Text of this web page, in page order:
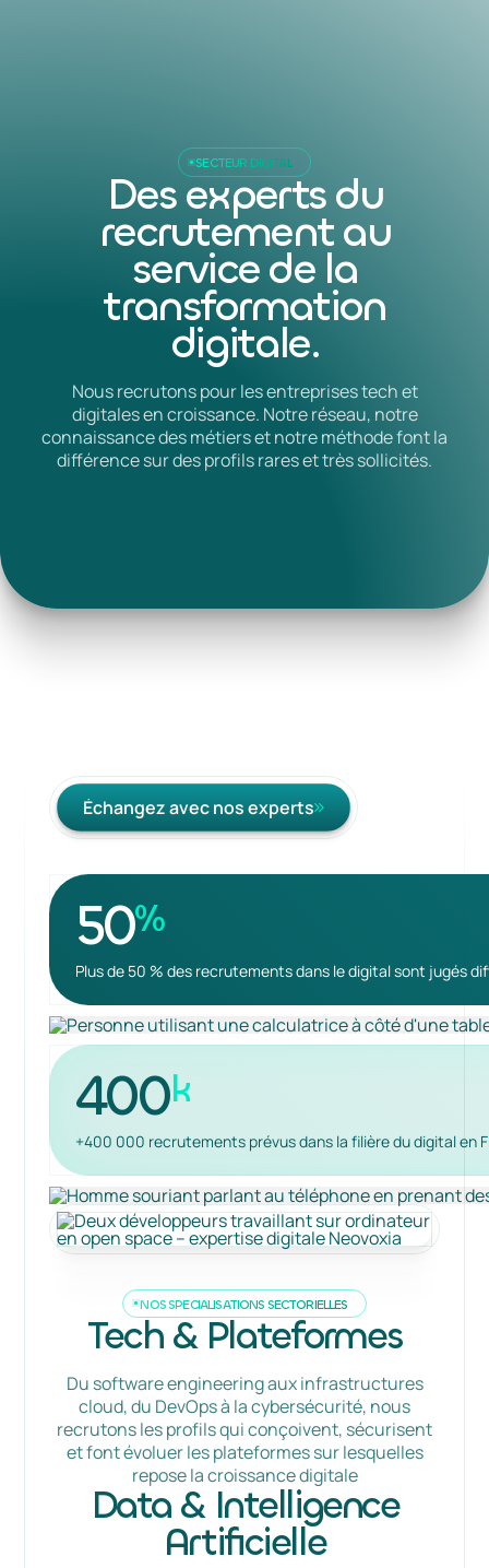
SECTEUR DIGITAL
Des experts du
recrutement au
service de la
transformation
digitale.
Nous recrutons pour les entreprises tech et
digitales en croissance. Notre réseau, notre
connaissance des métiers et notre méthode font la
différence sur des profils rares et très sollicités.
Échangez avec nos experts
Échangez avec nos experts
50%
Plus de 50 % des recrutements dans le digital sont jugés
400k
+400 000 recrutements prévus dans la filière du digital en
NOS SPÉCIALISATIONS SECTORIELLES
Tech & Plateformes
Du software engineering aux infrastructures
cloud, du DevOps à la cybersécurité, nous
recrutons les profils qui conçoivent, sécurisent
et font évoluer les plateformes sur lesquelles
repose la croissance digitale
Data & Intelligence
Artificielle